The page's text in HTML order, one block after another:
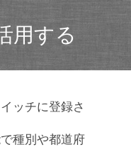
用する
ッチに登録さ
種別や都道府